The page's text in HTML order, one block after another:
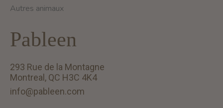
Autres animaux
Pableen
293 Rue de la Montagne
Montreal, QC H3C 4K4
info@pableen.com